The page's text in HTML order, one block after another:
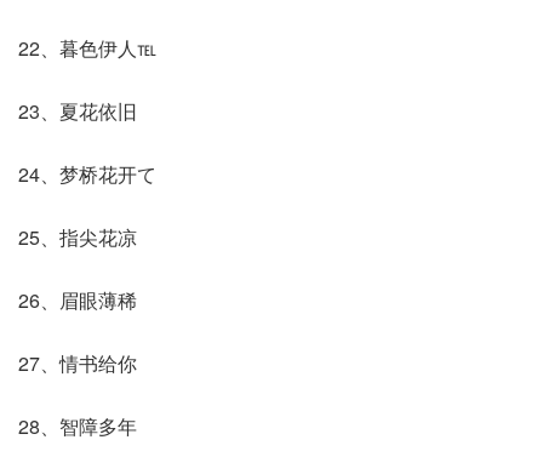
22、暮色伊人℡
23、夏花依旧
24、梦桥花开て
25、指尖花凉
26、眉眼薄稀
27、情书给你
28、智障多年